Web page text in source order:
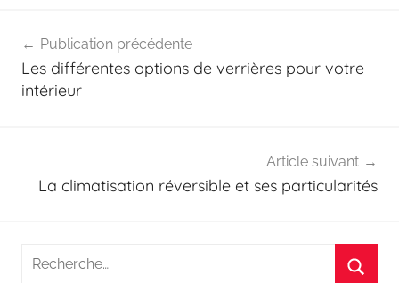
de
l’article
Publication précédente
Les différentes options de verrières pour votre
intérieur
Article suivant
La climatisation réversible et ses particularités
Recherche